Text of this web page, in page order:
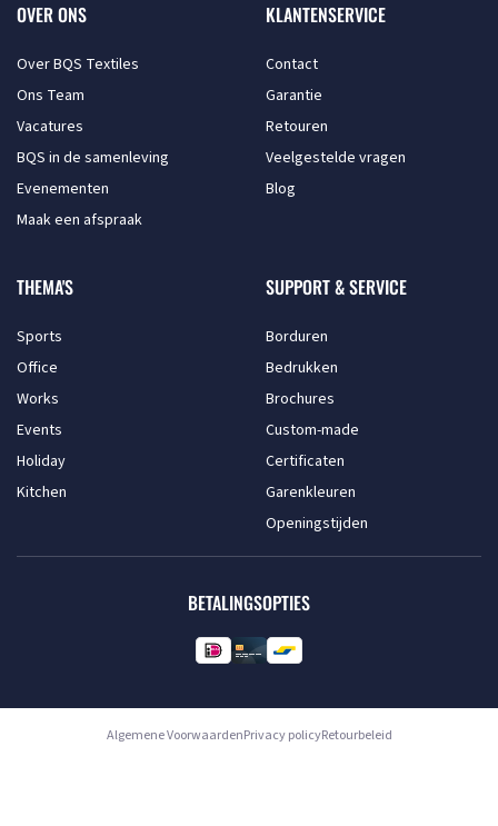
OVER ONS
Over BQS Textiles
Ons Team
Vacatures
BQS in de samenleving
Evenementen
Maak een afspraak
KLANTENSERVICE
Contact
Garantie
Retouren
Veelgestelde vragen
Blog
THEMA'S
Sports
Office
Works
Events
Holiday
Kitchen
SUPPORT & SERVICE
Borduren
Bedrukken
Brochures
Custom-made
Certificaten
Garenkleuren
Openingstijden
BETALINGSOPTIES
Algemene VoorwaardenPrivacy policyRetourbeleid